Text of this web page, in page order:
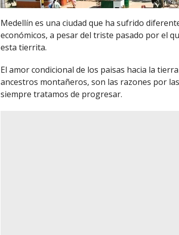
Medellín es una ciudad que ha sufrido
económicos, a pesar del triste pasado por el
esta tierrita.
El amor condicional de los paisas hacia la
ancestros montañeros, son las razones por
siempre tratamos de progresar.